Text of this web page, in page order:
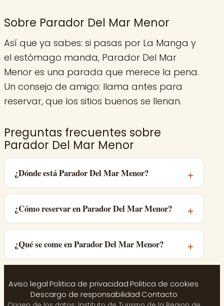
Sobre Parador Del Mar Menor
Así que ya sabes: si pasas por La Manga y
el estómago manda, Parador Del Mar
Menor es una parada que merece la pena.
Un consejo de amigo: llama antes para
reservar, que los sitios buenos se llenan.
Preguntas frecuentes sobre
Parador Del Mar Menor
¿Dónde está Parador Del Mar Menor?
¿Cómo reservar en Parador Del Mar Menor?
¿Qué se come en Parador Del Mar Menor?
Aviso legal·Politica de privacidad·Politica de cookies·
Descargo de responsabilidad·Contacto